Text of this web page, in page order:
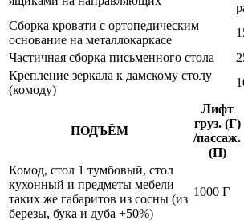
Сборка кровати с ортопедическим
основание на металлокаркасе
Частичная сборка письменного стола
Крепление зеркала к дамскому столу
(комоду)
ПОДЪЁМ
Лифт
груз. (Г)
/пассаж.
(П)
Комод, стол 1 тумбовый, стол
кухонный и предметы мебели
таких же габаритов из сосны (из
березы, бука и дуба +50%)
1000 Г